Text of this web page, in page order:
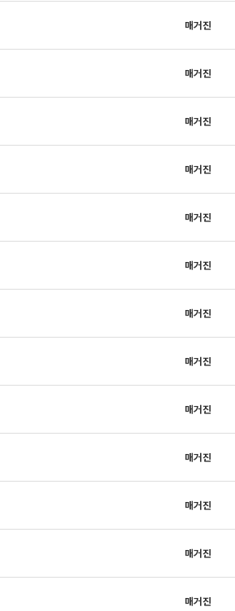
매거진
매거진
매거진
매거진
매거진
매거진
매거진
매거진
매거진
매거진
매거진
매거진
매거진